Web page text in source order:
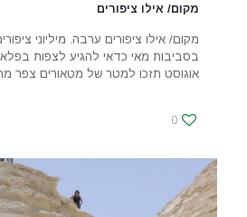
מקום/ אילו ציפורים
מקום/ אילו ציפורים ערבה. מיליוני
בסביבות מאי כדאי להגיע לצפות
אוגוסט תזכו למטר של מטאורים צפר
0